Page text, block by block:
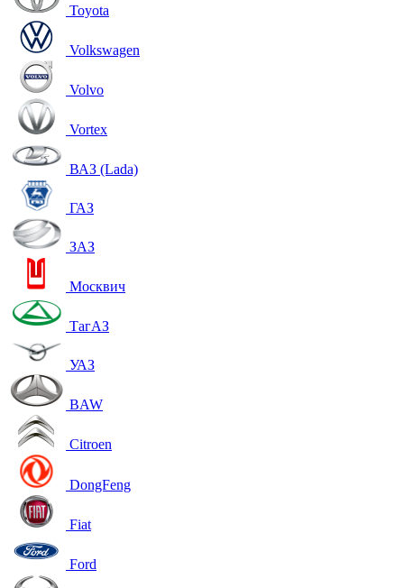
Toyota
Volkswagen
Volvo
Vortex
ВАЗ (Lada)
ГАЗ
ЗАЗ
Москвич
ТагАЗ
УАЗ
BAW
Citroen
DongFeng
Fiat
Ford